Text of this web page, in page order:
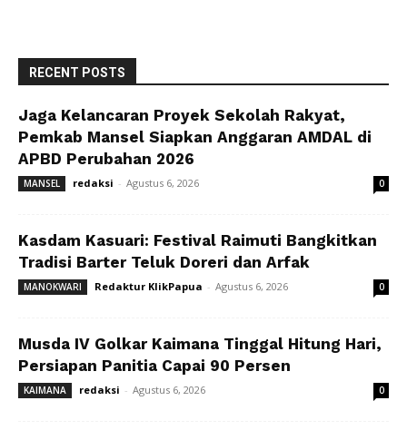
RECENT POSTS
Jaga Kelancaran Proyek Sekolah Rakyat,
Pemkab Mansel Siapkan Anggaran AMDAL di
APBD Perubahan 2026
MANSEL redaksi - Agustus 6, 2026 0
Kasdam Kasuari: Festival Raimuti Bangkitkan
Tradisi Barter Teluk Doreri dan Arfak
MANOKWARI Redaktur KlikPapua - Agustus 6, 2026 0
Musda IV Golkar Kaimana Tinggal Hitung Hari,
Persiapan Panitia Capai 90 Persen
KAIMANA redaksi - Agustus 6, 2026 0